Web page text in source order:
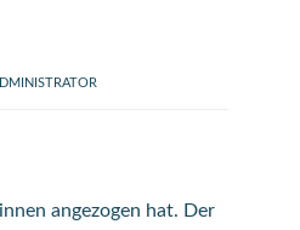
angezogen hat. Der